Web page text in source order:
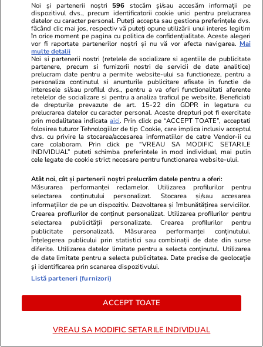
Wowbiz.ro
Medicii au stabilit cu ce boală se
confruntă, de fapt, Miruna!
Adolescenta în vârstă de 18 ani
se află în stare gravă, după ce a
contractat o bacterie pe litoral
Redactia.ro
De ce a
lucru
timp ce era
POLITIC
Politică 31 iul.
Traian Băsescu i-a făcut praf pe
guvernanți: „Lumea, dacă vrea
să vadă ce înseamnă să fii
prost, se uită la România”.
Miniștrii de la Energie, „niște
panarame”
Politică 31 iul.
Noi și partenerii noștri 596 stocăm și/sau accesăm informații pe
dispozitivul dvs., precum identificatorii cookie unici pentru prelucrarea
datelor cu caracter personal. Puteți accepta sau gestiona preferințele dvs.
făcând clic mai jos, respectiv vă puteți opune utilizării unui interes legitim
în orice moment pe pagina cu politica de confidențialitate. Aceste alegeri
vor fi raportate partenerilor noștri și nu vă vor afecta navigarea. Mai
multe detalii
Noi si partenerii nostri (retelele de socializare si agentiile de publicitate
partenere, precum si furnizorii nostri de servicii de date analitice)
prelucram date pentru a permite website-ului sa functioneze, pentru a
personaliza continutul si anunturile publicitare afisate in functie de
interesele si/sau profilul dvs., pentru a va oferi functionalitati aferente
retelelor de socializare si pentru a analiza traficul pe website. Beneficiati
de drepturile prevazute de art. 15-22 din GDPR in legatura cu
prelucrarea datelor cu caracter personal. Aceste drepturi pot fi exercitate
prin modalitatea indicataaici. Prin click pe “ACCEPT TOATE”, acceptati
folosirea tuturor Tehnologiilor de tip Cookie, care implica inclusiv acceptul
dvs. cu privire la stocarea/accesarea informatiilor de catre Vendor-ii cu
care colaboram. Prin click pe “VREAU SA MODIFIC SETARILE
INDIVIDUAL” puteti schimba preferintele in mod individual, mai putin
cele legate de cookie strict necesare pentru functionarea website-ului.
Atât noi, cât și partenerii noștri prelucrăm datele pentru a oferi:
Măsurarea performanței reclamelor. Utilizarea profilurilor pentru
selectarea conținutului personalizat. Stocarea și/sau accesarea
informațiilor de pe un dispozitiv. Dezvoltarea și îmbunătățirea serviciilor.
Crearea profilurilor de conținut personalizat. Utilizarea profilurilor pentru
selectarea publicității personalizate. Crearea profilurilor pentru
publicitate personalizată. Măsurarea performanței conținutului.
Înțelegerea publicului prin statistici sau combinații de date din surse
diferite. Utilizarea datelor limitate pentru a selecta conținutul. Utilizarea
de date limitate pentru a selecta publicitatea. Date precise de geolocație
și identificarea prin scanarea dispozitivului.
Listă parteneri (furnizori)
ACCEPT TOATE
VREAU SA MODIFIC SETARILE INDIVIDUAL